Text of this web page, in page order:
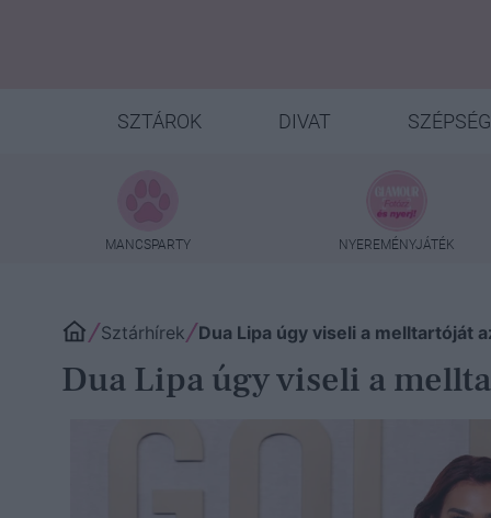
SZTÁROK DIVAT SZÉPSÉG
MANCSPARTY NYEREMÉNYJÁTÉK
Sztárhírek Dua Lipa úgy viseli a melltartóját
Dua Lipa úgy viseli a